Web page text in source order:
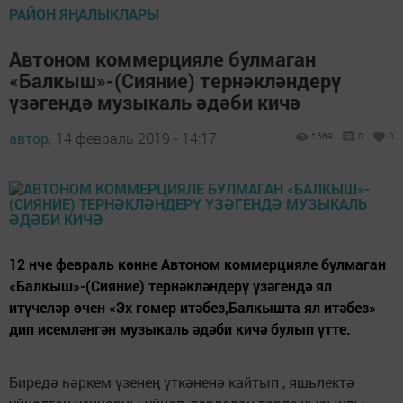
РАЙОН ЯҢАЛЫКЛАРЫ
Автоном коммерцияле булмаган
«Балкыш»-(Сияние) тернәкләндерү
үзәгендә музыкаль әдәби кичә
автор, 14 февраль 2019 - 14:17 1569 0 0
12 нче февраль көнне Автоном коммерцияле булмаган
«Балкыш»-(Сияние) тернәкләндерү үзәгендә ял
итүчеләр өчен «Эх гомер итәбез,Балкышта ял итәбез»
дип исемләнгән музыкаль әдәби кичә булып үтте.
Биредә һәркем үзенең үткәненә кайтып , яшьлектә